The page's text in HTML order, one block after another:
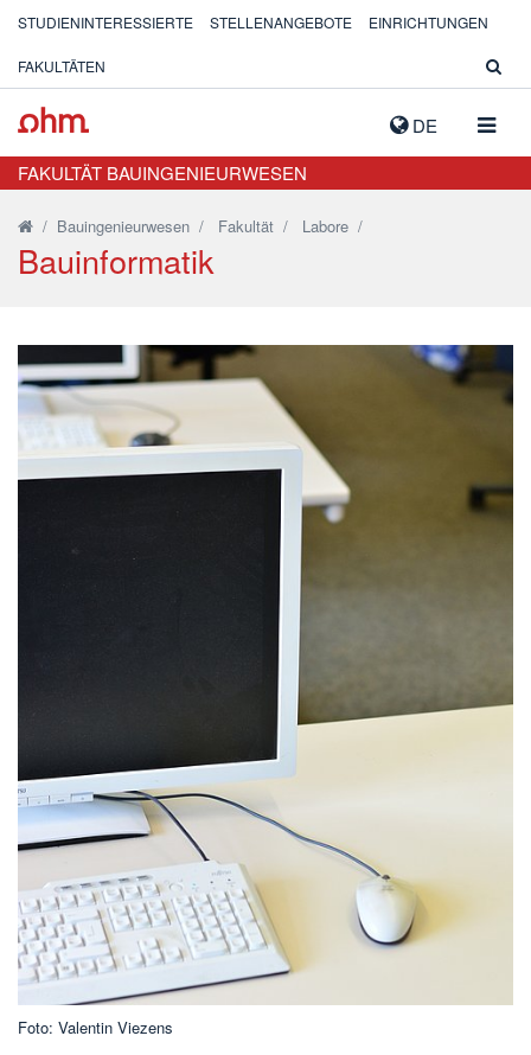
DE
STUDIENINTERESSIERTE STELLENANGEBOTE EINRICHTUNGEN
FAKULTÄTEN
FAKULTÄT BAUINGENIEURWESEN
/ Bauingenieurwesen / Fakultät / Labore /
Bauinformatik
Foto: Valentin Viezens